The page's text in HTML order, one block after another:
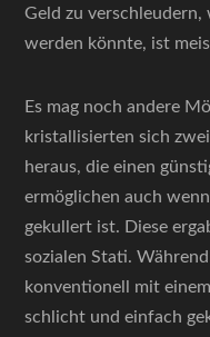
Geld zu
werden könnte, ist
Es mag noch andere
kristallisierten sich
heraus, die einen
ermöglichen auch
gekullert ist. Diese
sozialen Stati.
konventionell mit
schlicht und einfach